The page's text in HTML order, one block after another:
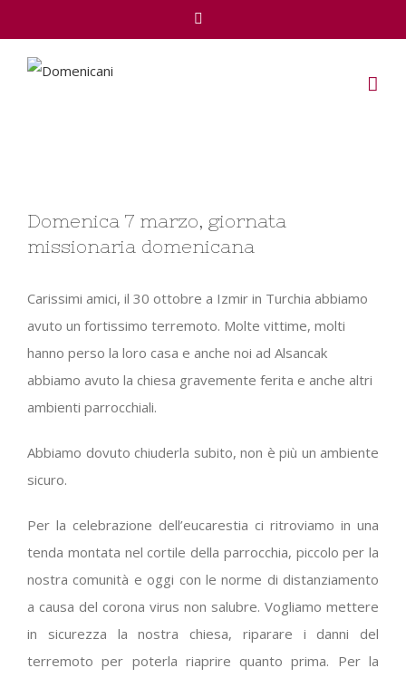
Larger
Image
Domenica 7 marzo, giornata
missionaria domenicana
Carissimi amici, il 30 ottobre a Izmir in Turchia abbiamo
avuto un fortissimo terremoto. Molte vittime, molti
hanno perso la loro casa e anche noi ad Alsancak
abbiamo avuto la chiesa gravemente ferita e anche altri
ambienti parrocchiali.
Abbiamo dovuto chiuderla subito, non è più un ambiente
sicuro.
Per la celebrazione dell’eucarestia ci ritroviamo in una
tenda montata nel cortile della parrocchia, piccolo per la
nostra comunità e oggi con le norme di distanziamento
a causa del corona virus non salubre. Vogliamo mettere
in sicurezza la nostra chiesa, riparare i danni del
terremoto per poterla riaprire quanto prima. Per la